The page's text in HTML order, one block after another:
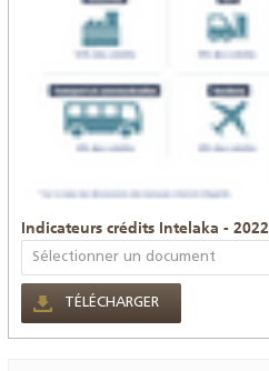
Indicateurs crédits Intelaka - 2022
TÉLÉCHARGER